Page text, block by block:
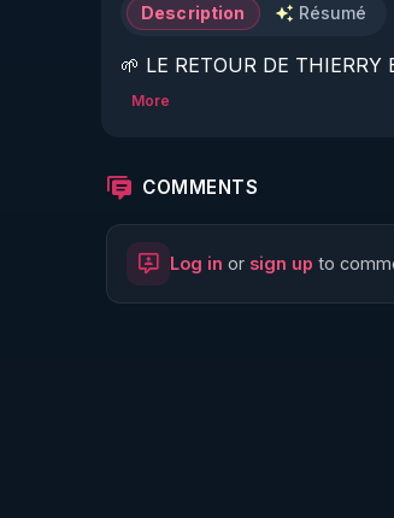
Description Résumé
🌱 LE RETOUR DE THIERRY
🌱 LE MAGAZINE RÉGÉNÈRE
http://rgnr.li/ymag
More
COMMENTS
Log in or sign up to